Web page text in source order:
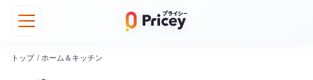
トップ / ホーム＆キッチン